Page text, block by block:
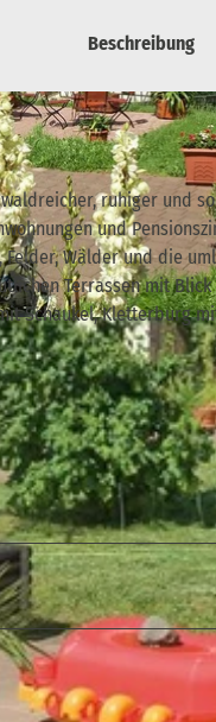
Beschreibung
ruhiger und
und
Wälder und die
Terrassen mit
Schaukel, Kletterburg